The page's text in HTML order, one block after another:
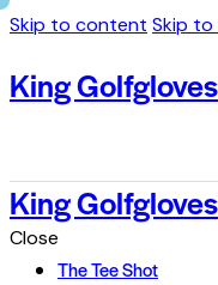
Skip to content Skip
King Golfgloves
King Golfgloves
Close
The Tee Shot